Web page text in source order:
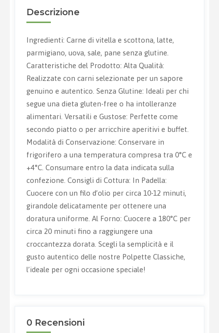
Descrizione
Ingredienti: Carne di vitella e scottona, latte,
parmigiano, uova, sale, pane senza glutine.
Caratteristiche del Prodotto: Alta Qualità:
Realizzate con carni selezionate per un sapore
genuino e autentico. Senza Glutine: Ideali per chi
segue una dieta gluten-free o ha intolleranze
alimentari. Versatili e Gustose: Perfette come
secondo piatto o per arricchire aperitivi e buffet.
Modalità di Conservazione: Conservare in
frigorifero a una temperatura compresa tra 0°C e
+4°C. Consumare entro la data indicata sulla
confezione. Consigli di Cottura: In Padella:
Cuocere con un filo d’olio per circa 10-12 minuti,
girandole delicatamente per ottenere una
doratura uniforme. Al Forno: Cuocere a 180°C per
circa 20 minuti fino a raggiungere una
croccantezza dorata. Scegli la semplicità e il
gusto autentico delle nostre Polpette Classiche,
l’ideale per ogni occasione speciale!
0 Recensioni